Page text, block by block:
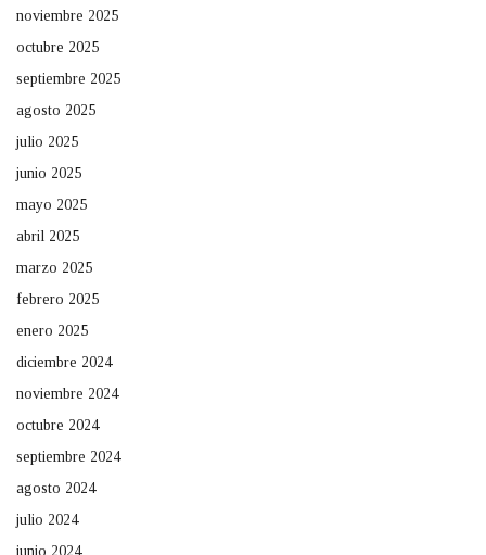
noviembre 2025
octubre 2025
septiembre 2025
agosto 2025
julio 2025
junio 2025
mayo 2025
abril 2025
marzo 2025
febrero 2025
enero 2025
diciembre 2024
noviembre 2024
octubre 2024
septiembre 2024
agosto 2024
julio 2024
junio 2024